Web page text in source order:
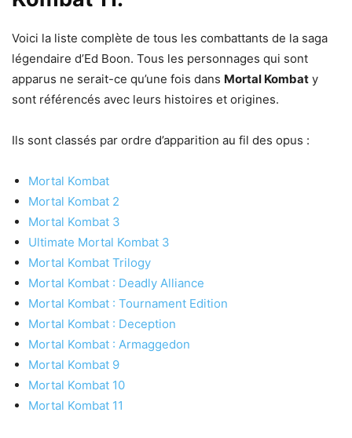
Voici la liste complète de tous les combattants de la saga
légendaire d’Ed Boon. Tous les personnages qui sont
apparus ne serait-ce qu’une fois dans Mortal Kombat y
sont référencés avec leurs histoires et origines.
Ils sont classés par ordre d’apparition au fil des opus :
Mortal Kombat
Mortal Kombat 2
Mortal Kombat 3
Ultimate Mortal Kombat 3
Mortal Kombat Trilogy
Mortal Kombat : Deadly Alliance
Mortal Kombat : Tournament Edition
Mortal Kombat : Deception
Mortal Kombat : Armaggedon
Mortal Kombat 9
Mortal Kombat 10
Mortal Kombat 11